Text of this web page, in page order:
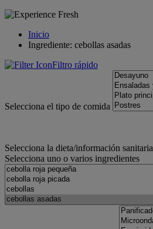
Inicio
Ingrediente: cebollas asadas
Filtro rápido
Selecciona el tipo de comida
Selecciona la dieta/información sanitaria
Selecciona uno o varios ingredientes